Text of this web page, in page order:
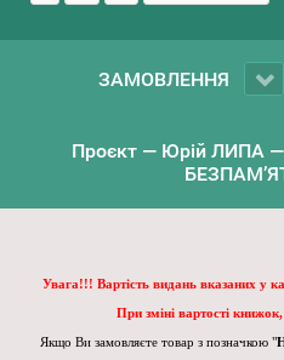
ЗАМОВЛЕННЯ
Проєкт — Юрій ЛИПА
Увага!!! Вартість видань вказаних у
При зміні вартості
Якщо Ви замовляєте товар з позначкою "